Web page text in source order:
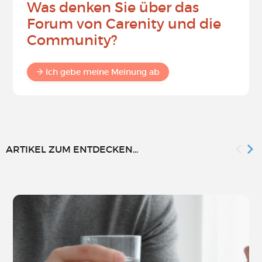
Was denken Sie über das
Forum von Carenity und die
Community?
Ich gebe meine Meinung ab
ARTIKEL ZUM ENTDECKEN...